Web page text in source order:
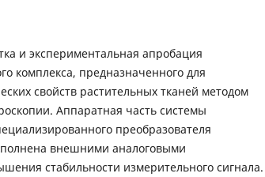
и экспериментальная апробация
комплекса, предназначенного для
свойств растительных тканей методом
Аппаратная часть системы
преобразователя
внешними аналоговыми
стабильности измерительного сигнала.